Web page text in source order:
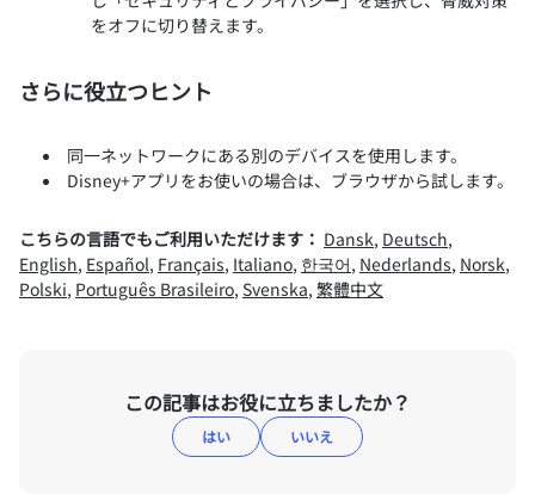
をオフに切り替えます。
さらに役立つヒント
同一ネットワークにある別のデバイスを使用します。
Disney+アプリをお使いの場合は、ブラウザから試します。
こちらの言語でもご利用いただけます： Dansk, Deutsch,
English, Español, Français, Italiano, 한국어, Nederlands, Norsk,
Polski, Português Brasileiro, Svenska, 繁體中文
この記事はお役に立ちましたか？
はい いいえ